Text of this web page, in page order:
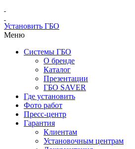
Установить ГБО
Меню
Системы ГБО
О бренде
Каталог
Презентации
ГБО SAVER
Где установить
Фото работ
Пресс-центр
Гарантия
Клиентам
Установочным центрам